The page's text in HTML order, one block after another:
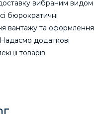
вибраним видом
бюрократичні
вантажу та оформлення
додаткові
товарів.